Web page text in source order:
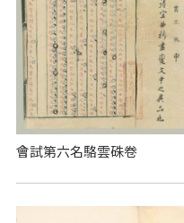
會試第六名駱雲硃卷